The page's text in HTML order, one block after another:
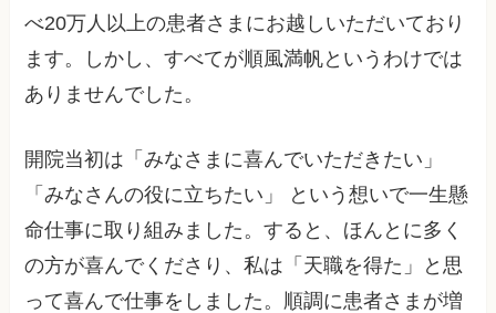
べ20万人以上の患者さまにお越しいただいており
ます。しかし、すべてが順風満帆というわけでは
ありませんでした。
開院当初は「みなさまに喜んでいただきたい」
「みなさんの役に立ちたい」 という想いで一生懸
命仕事に取り組みました。すると、ほんとに多く
の方が喜んでくださり、私は「天職を得た」と思
って喜んで仕事をしました。順調に患者さまが増